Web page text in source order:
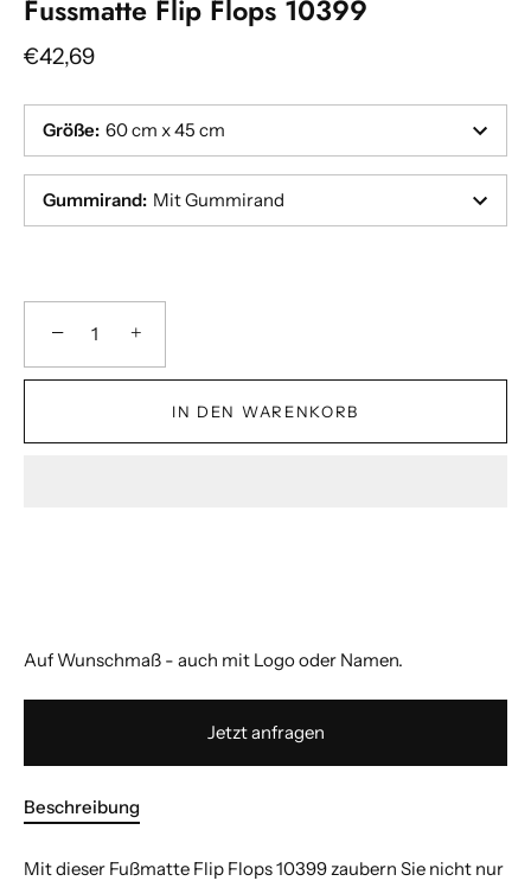
Fussmatte Flip Flops 10399
€42,69
Größe: 60 cm x 45 cm
Gummirand: Mit Gummirand
− +
IN DEN WARENKORB
Auf Wunschmaß - auch mit Logo oder Namen.
Jetzt anfragen
Beschreibung
Mit dieser Fußmatte Flip Flops 10399 zaubern Sie nicht nur